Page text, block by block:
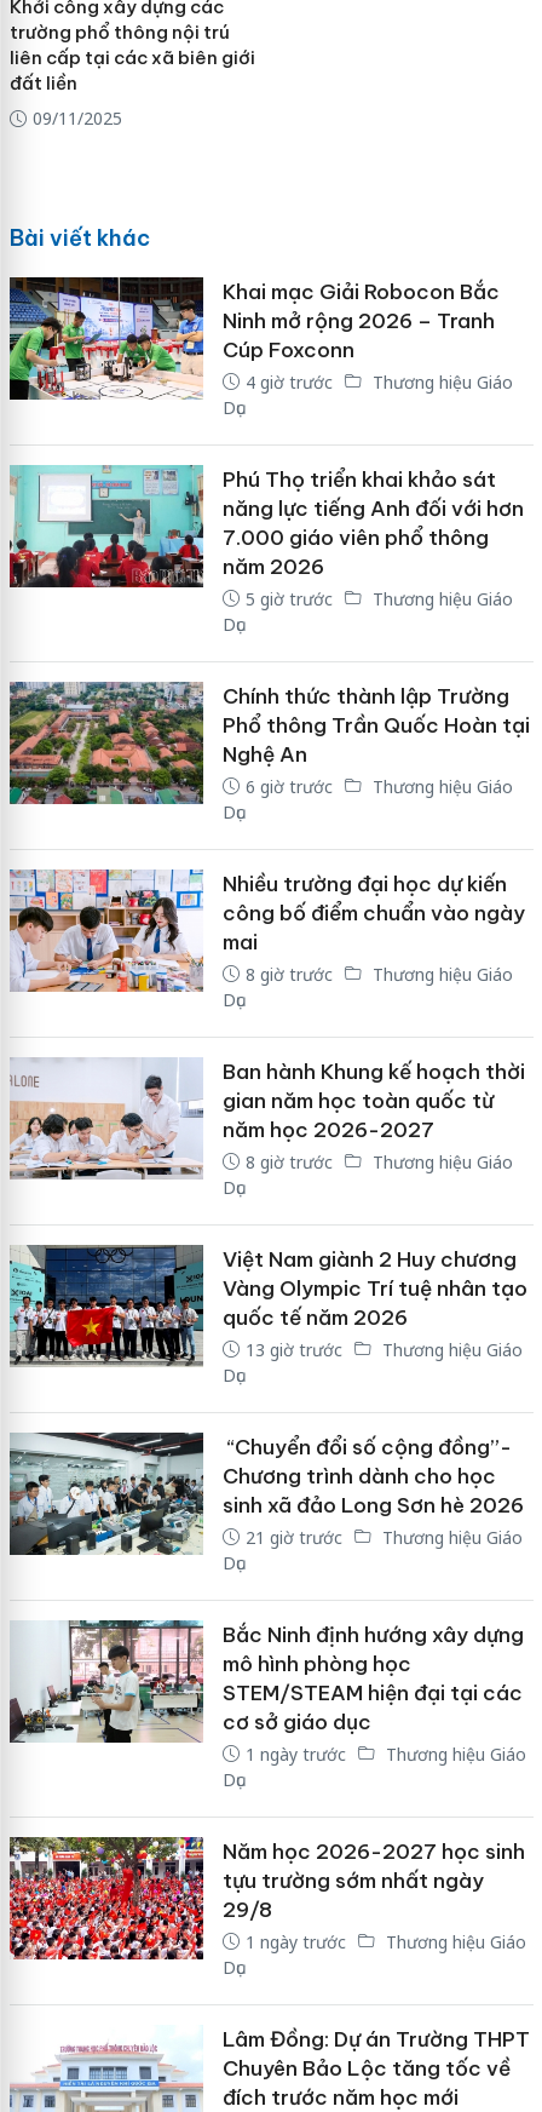
Khởi công xây dựng các
trường phổ thông nội trú
liên cấp tại các xã biên giới
đất liền
09/11/2025
Bài viết khác
Khai mạc Giải Robocon Bắc
Ninh mở rộng 2026 – Tranh
Cúp Foxconn
4 giờ trước
Thương hiệu Giáo
Dục
Phú Thọ triển khai khảo sát
năng lực tiếng Anh đối với hơn
7.000 giáo viên phổ thông
năm 2026
5 giờ trước
Thương hiệu Giáo
Dục
Chính thức thành lập Trường
Phổ thông Trần Quốc Hoàn tại
Nghệ An
6 giờ trước
Thương hiệu Giáo
Dục
Nhiều trường đại học dự kiến
công bố điểm chuẩn vào ngày
mai
8 giờ trước
Thương hiệu Giáo
Dục
Ban hành Khung kế hoạch thời
gian năm học toàn quốc từ
năm học 2026-2027
8 giờ trước
Thương hiệu Giáo
Dục
Việt Nam giành 2 Huy chương
Vàng Olympic Trí tuệ nhân tạo
quốc tế năm 2026
13 giờ trước
Thương hiệu Giáo
Dục
“Chuyển đổi số cộng đồng”-
Chương trình dành cho học
sinh xã đảo Long Sơn hè 2026
21 giờ trước
Thương hiệu Giáo
Dục
Bắc Ninh định hướng xây dựng
mô hình phòng học
STEM/STEAM hiện đại tại các
cơ sở giáo dục
1 ngày trước
Thương hiệu Giáo
Dục
Năm học 2026-2027 học sinh
tựu trường sớm nhất ngày
29/8
1 ngày trước
Thương hiệu Giáo
Dục
Lâm Đồng: Dự án Trường THPT
Chuyên Bảo Lộc tăng tốc về
đích trước năm học mới